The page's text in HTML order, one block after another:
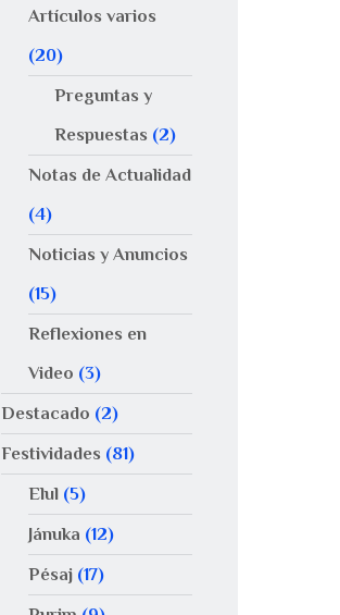
Artículos varios
(20)
Preguntas y
Respuestas (2)
Notas de Actualidad
(4)
Noticias y Anuncios
(15)
Reflexiones en
Video (3)
Destacado (2)
Festividades (81)
Elul(5)
Jánuka (12)
Pésaj(17)